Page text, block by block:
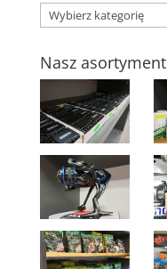
Kategorie
Nasz asortyment